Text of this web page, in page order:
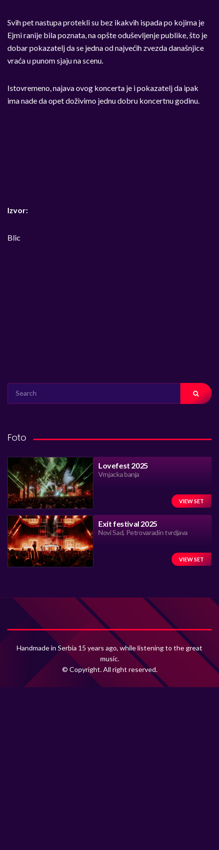
Svih pet nastupa protekli su bez ikakvih ispada po kojima je
Ejmi ranije bila poznata, na opšte oduševljenje publike, što je
dobar pokazatelj da se jedna od najvećih zvezda današnjice
vraća u punom sjaju na scenu.
Istovremeno, najava ovog koncerta je i pokazatelj da ipak
ima nade da opet doživimo jednu dobru koncertnu godinu.
Izvor:
Blic
FOR:
Foto
Lovefest 2025
Vrnjacka banja
VIEW SET
Exit festival 2025
Novi Sad, Petrovaradin tvrdjava
VIEW SET
Handmade in Serbia 15 years ago, while listening to the great
music.
© Copyright. All right reserved.